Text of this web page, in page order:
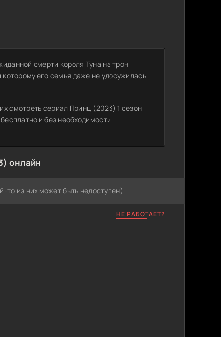
смерти короля Туна на трон
его семья даже не удосужилась
смотреть сериал Принц (2023) 1 сезон
и без необходимости
онлайн
то из них может быть недоступен)
НЕ РАБОТАЕТ?